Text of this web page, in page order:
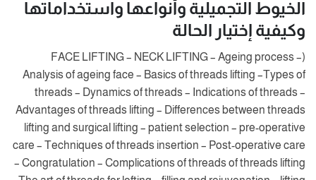
الخيوط التجميلية وأنواعها واستخداماتها
وكيفية إختيار الحالة
(FACE LIFTING – NECK LIFTING – Ageing process –
Analysis of ageing face – Basics of threads lifting –Types of
threads – Dynamics of threads – Indications of threads –
Advantages of threads lifting – Differences between threads
lifting and surgical lifting – patient selection – pre-operative
care – Techniques of threads insertion – Post-operative care
– Congratulation – Complications of threads of threads lifting